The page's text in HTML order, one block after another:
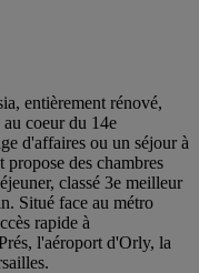
entièrement rénové,
coeur du 14e
d'affaires ou un séjour à
propose des chambres
classé 3e meilleur
Situé face au métro
rapide à
l'aéroport d'Orly, la